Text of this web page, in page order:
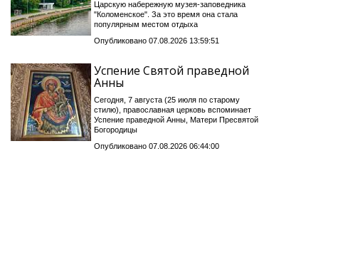
Царскую набережную музея-заповедника
"Коломенское". За это время она стала
популярным местом отдыха
Опубликовано 07.08.2026 13:59:51
Успение Святой праведной
Анны
Сегодня, 7 августа (25 июля по старому
стилю), православная церковь вспоминает
Успение праведной Анны, Матери Пресвятой
Богородицы
Опубликовано 07.08.2026 06:44:00